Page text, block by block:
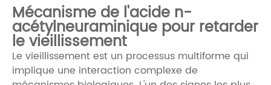
Mécanisme de l'acide n-
acétylneuraminique pour retarder
le vieillissement
Le vieillissement est un processus multiforme qui
implique une interaction complexe de